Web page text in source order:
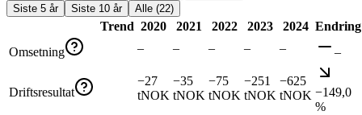
Siste 5 år
Siste 10 år Alle (22)
Trend 2020 2021 2022 2023 2024 Endring
Omsetning
– – – – – –
Driftsresultat
−27
tNOK
−35
tNOK
−75
tNOK
−251
tNOK
−625
tNOK −149,0
%